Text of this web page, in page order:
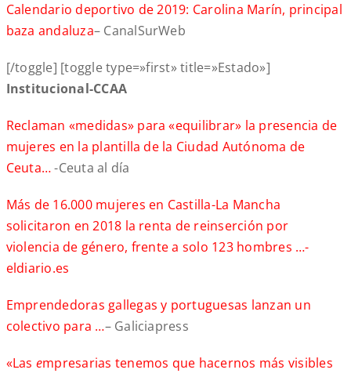
Calendario deportivo de 2019: Carolina Marín, principal
baza andaluza– CanalSurWeb
[/toggle] [toggle type=»first» title=»Estado»]
Institucional-CCAA
Reclaman «medidas» para «equilibrar» la presencia de
mujeres en la plantilla de la Ciudad Autónoma de
Ceuta…-Ceuta al día
Más de 16.000 mujeres en Castilla-La Mancha
solicitaron en 2018 la renta de reinserción por
violencia de género, frente a solo 123 hombres …-
eldiario.es
Emprendedoras gallegas y portuguesas lanzan un
colectivo para …– Galiciapress
«Las empresarias tenemos que hacernos más visibles